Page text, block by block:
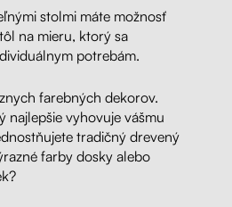
stolmi máte možnosť
na mieru, ktorý sa
potrebám.
farebných dekorov.
najlepšie vyhovuje vášmu
tradičný drevený
farby dosky alebo